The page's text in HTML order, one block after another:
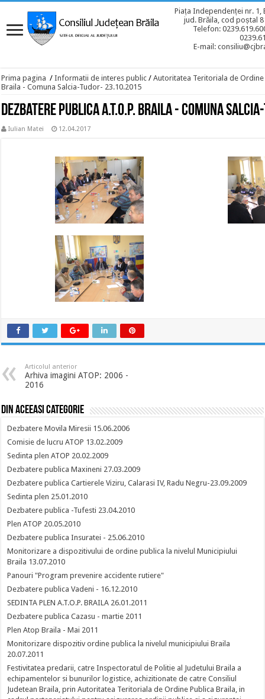
Piața Independenței nr. 1,
jud. Brăila, cod poștal
Telefon:
E-mail:
Prima pagina / Informatii de interes public / Autoritatea Teritoriala de Ordine
Braila - Comuna Salcia-Tudor- 23.10.2015
Dezbatere publica A.T.O.P. Braila - Comuna
Iulian Matei 12.04.2017
Articolul anterior
Arhiva imagini ATOP: 2006 -
2016
Din aceeasi categorie
Dezbatere Movila Miresii 15.06.2006
Comisie de lucru ATOP 13.02.2009
Sedinta plen ATOP 20.02.2009
Dezbatere publica Maxineni 27.03.2009
Dezbatere publica Cartierele Viziru, Calarasi IV, Radu Negru-23.09.2009
Sedinta plen 25.01.2010
Dezbatere publica -Tufesti 23.04.2010
Plen ATOP 20.05.2010
Dezbatere publica Insuratei - 25.06.2010
Monitorizare a dispozitivului de ordine publica la nivelul Municipiului
Braila 13.07.2010
Panouri "Program prevenire accidente rutiere"
Dezbatere publica Vadeni - 16.12.2010
SEDINTA PLEN A.T.O.P. BRAILA 26.01.2011
Dezbatere publica Cazasu - martie 2011
Plen Atop Braila - Mai 2011
Monitorizare dispozitiv ordine publica la nivelul municipiului Braila
20.07.2011
Festivitatea predarii, catre Inspectoratul de Politie al Judetului Braila a
echipamentelor si bunurilor logistice, achizitionate de catre Consiliul
Judetean Braila, prin Autoritatea Teritoriala de Ordine Publica Braila, in